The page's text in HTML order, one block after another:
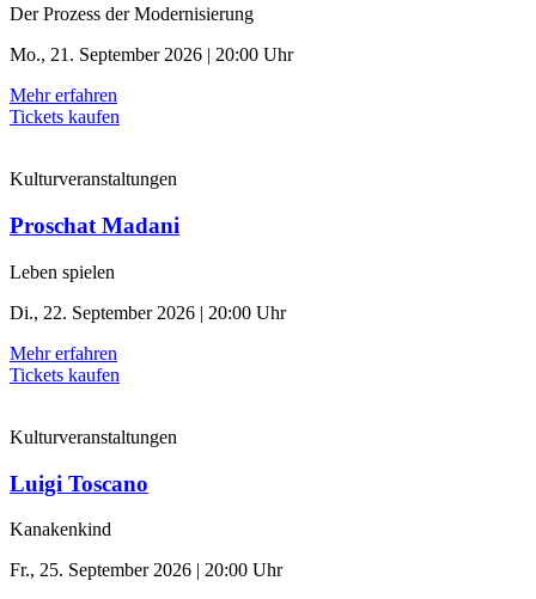
Der Prozess der ­Modernisierung
Mo., 21. September 2026 | 20:00 Uhr
Mehr erfahren
Tickets kaufen
Kulturveranstaltungen
Proschat Madani
Leben spielen
Di., 22. September 2026 | 20:00 Uhr
Mehr erfahren
Tickets kaufen
Kulturveranstaltungen
Luigi Toscano
Kanakenkind
Fr., 25. September 2026 | 20:00 Uhr